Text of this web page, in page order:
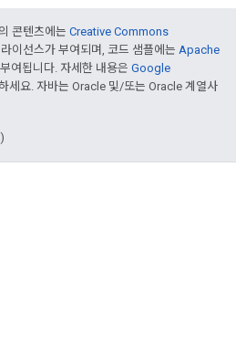
콘텐츠에는 Creative Commons
이선스가 부여되며, 코드 샘플에는 Apache
여됩니다. 자세한 내용은 Google
세요. 자바는 Oracle 및/또는 Oracle 계열사